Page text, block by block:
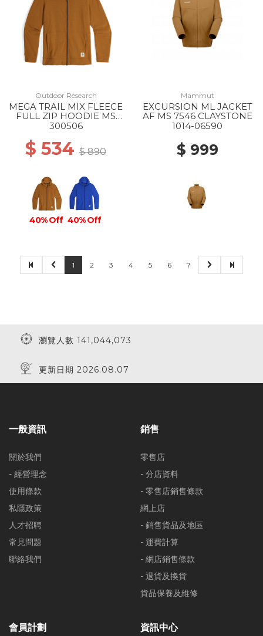
Outdoor Research
MEGA TRAIL MIX FLEECE
FULL ZIP HOODIE MS
2442 BRONZE
300506
$ 534 $ 890
40% Off 40% Off
Mammut
EXCURSION ML JACKET
AF MS 7546 CLAYSTONE
1014-06590
$ 999
1 2 3 4 5 6 7
瀏覽人數 141,044,073
更新日期 2026.08.07
一般資訊
關於我們
- 經營理念
使用條款
私隱政策
人才招聘
常見問題
聯絡我們
銷售
零售店
- 分店資料
- 零售店銷售條款
網上店
- 銷售貨品及地區
- 運費計算
- 網店銷售條款
- 退貨及換貨
貨品保養及維修
會員計劃 資訊中心